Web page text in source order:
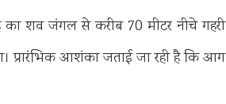
का शव जंगल से करीब 70 मीटर नीचे गहरी
प्रारंभिक आशंका जताई जा रही है कि आग